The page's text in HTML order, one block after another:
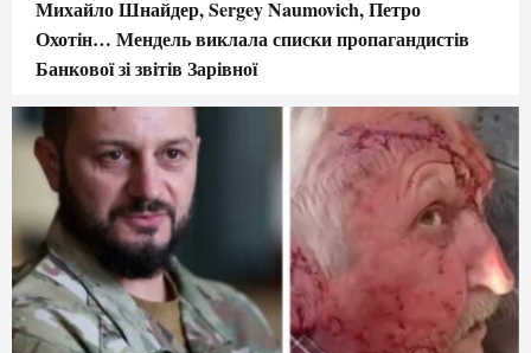
Михайло Шнайдер, Sergey Naumovich, Петро
Охотін… Мендель виклала списки пропагандистів
Банкової зі звітів Зарівної